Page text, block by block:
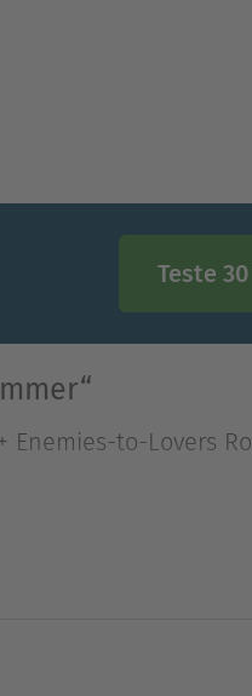
Teste
to-Lovers
Zu oft wurde er